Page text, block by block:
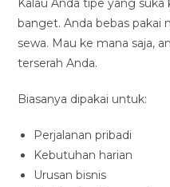
Kalau Anda tipe yang
banget. Anda bebas pakai
sewa. Mau ke mana saja,
terserah Anda.
Biasanya dipakai untuk:
Perjalanan pribadi
Kebutuhan harian
Urusan bisnis